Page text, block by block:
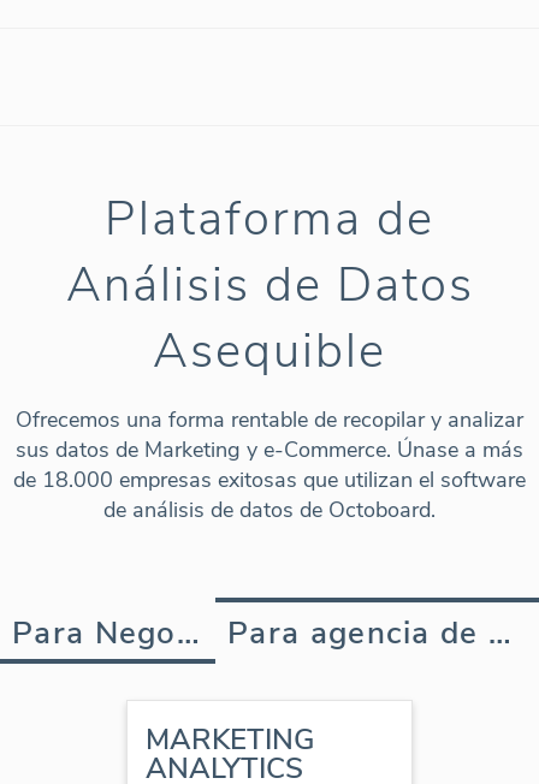
Plataforma de
Análisis de Datos
Asequible
Ofrecemos una forma rentable de recopilar y analizar
sus datos de Marketing y e-Commerce. Únase a más
de 18.000 empresas exitosas que utilizan el software
de análisis de datos de Octoboard.
Para Negocios Para agencia de marketing
MARKETING
ANALYTICS